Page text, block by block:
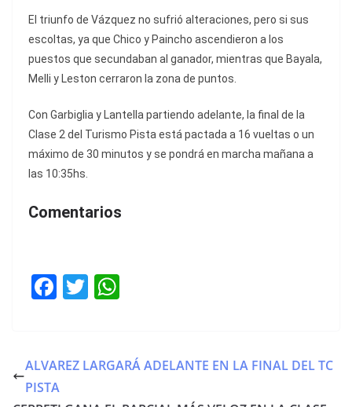
El triunfo de Vázquez no sufrió alteraciones, pero si sus
escoltas, ya que Chico y Paincho ascendieron a los
puestos que secundaban al ganador, mientras que Bayala,
Melli y Leston cerraron la zona de puntos.
Con Garbiglia y Lantella partiendo adelante, la final de la
Clase 2 del Turismo Pista está pactada a 16 vueltas o un
máximo de 30 minutos y se pondrá en marcha mañana a
las 10:35hs.
Comentarios
F
e
b
T
er s
ALVAREZ LARGARÁ ADELANTE EN LA FINAL DEL TC
PISTA